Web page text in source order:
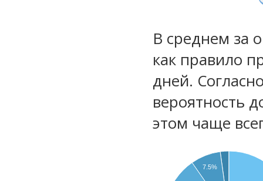
В среднем за
как правило
дней.
вероятность
этом чаще
7.5%